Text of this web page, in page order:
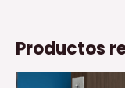
Productos